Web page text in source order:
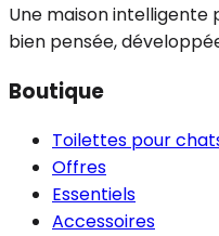
Une maison intelligente
bien pensée,
Boutique
Toilettes pour
Offres
Essentiels
Accessoires